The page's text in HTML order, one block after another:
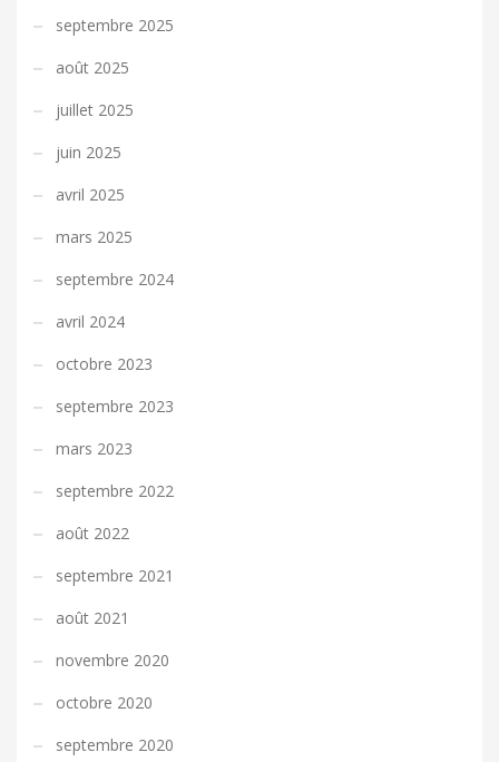
septembre 2025
août 2025
juillet 2025
juin 2025
avril 2025
mars 2025
septembre 2024
avril 2024
octobre 2023
septembre 2023
mars 2023
septembre 2022
août 2022
septembre 2021
août 2021
novembre 2020
octobre 2020
septembre 2020